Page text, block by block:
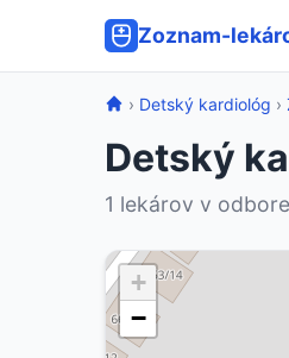
Zoznam-
› Detský kardiológ ›
Detský
1 lekárov v
+
−